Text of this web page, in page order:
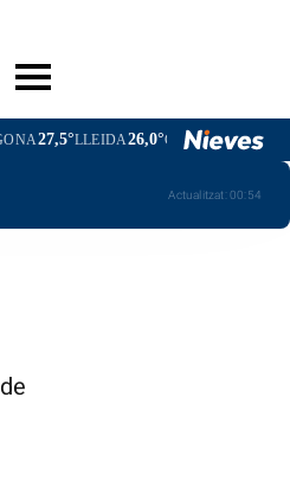
26,0°GIRONA23,8°BARCELONA26,7°
Actualitzat:00:54